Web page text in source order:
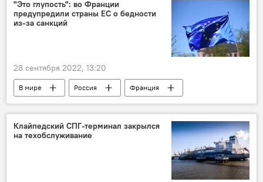
"Это глупость": во Франции
предупредили страны ЕС о бедности
из-за санкций
28 сентября 2022, 13:20
В мире Россия
Франция
Санкции против России на фоне ситуации на Украине
санкции
бедность
Клайпедский СПГ-терминал закрылся
на техобслуживание